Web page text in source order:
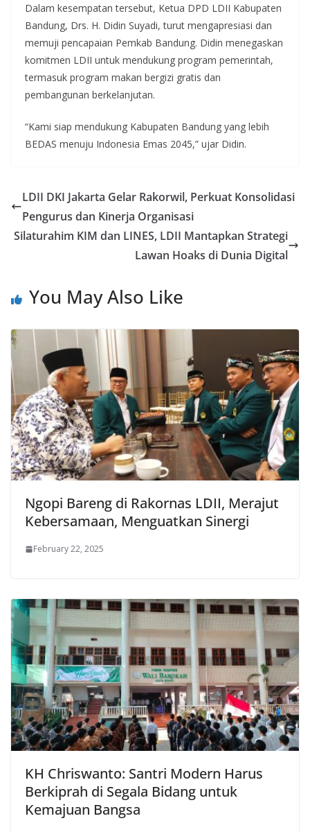
Dalam kesempatan tersebut, Ketua DPD LDII Kabupaten
Bandung, Drs. H. Didin Suyadi, turut mengapresiasi dan
memuji pencapaian Pemkab Bandung. Didin menegaskan
komitmen LDII untuk mendukung program pemerintah,
termasuk program makan bergizi gratis dan
pembangunan berkelanjutan.
“Kami siap mendukung Kabupaten Bandung yang lebih
BEDAS menuju Indonesia Emas 2045,” ujar Didin.
LDII DKI Jakarta Gelar Rakorwil, Perkuat Konsolidasi
Pengurus dan Kinerja Organisasi
Silaturahim KIM dan LINES, LDII Mantapkan Strategi
Lawan Hoaks di Dunia Digital
You May Also Like
Ngopi Bareng di Rakornas LDII, Merajut
Kebersamaan, Menguatkan Sinergi
February 22, 2025
KH Chriswanto: Santri Modern Harus
Berkiprah di Segala Bidang untuk
Kemajuan Bangsa